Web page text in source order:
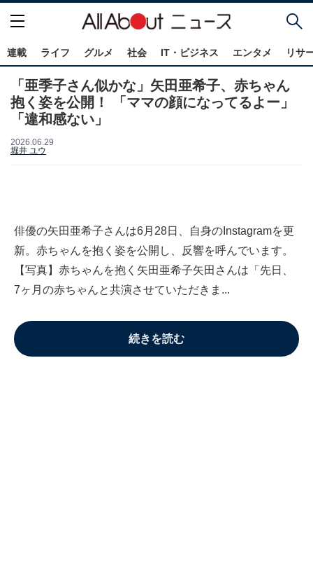
連載 ライフ グルメ 社会 IT・ビジネス エンタメ リサ
「亜季子さん似かな」矢田亜希子、赤ちゃん
抱く姿を公開！ 「ママの顔になってるよー」
「違和感ない」
2026.06.29
堀井 ユウ
俳優の矢田亜希子さんは6月28日、自身のInstagramを更
新。赤ちゃんを抱く姿を公開し、反響を呼んでいます。
【写真】赤ちゃんを抱く矢田亜希子矢田さんは「先日、
7ヶ月の赤ちゃんと共演させていただきま...
続きを読む